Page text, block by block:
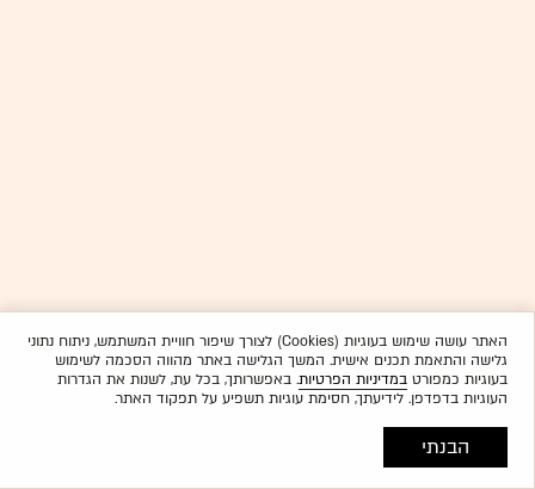
האתר עושה שימוש בעוגיות (Cookies) לצורך שיפור חוויית המשתמש, ניתוח נתוני
גלישה והתאמת תכנים אישית. המשך הגלישה באתר מהווה הסכמה לשימוש
בעוגיות כמפורטבמדיניות הפרטיות. באפשרותך, בכל עת, לשנות את הגדרות
העוגיות בדפדפן. לידיעתך, חסימת עוגיות תשפיע על תפקוד האתר.
הבנתי